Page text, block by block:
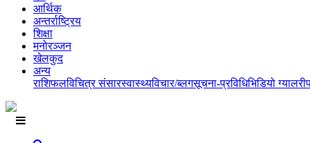
आर्थिक
अन्तर्राष्ट्रिय
शिक्षा
मनोरञ्जन
खेलकुद
अन्य
राशिफलविचित्र संसारस्वास्थ्यविचार/ब्लगसूचना-प्रविधिभिडियो ग्यालरी